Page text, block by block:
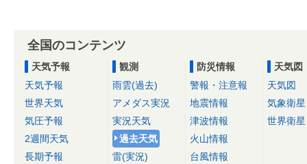
全国のコンテンツ
天気予報
天気予報
世界天気
気圧予報
2週間天気
長期予報
観測
雨雲(過去)
アメダス実況
実況天気
過去天気
雷(実況)
防災情報
警報・注意報
地震情報
津波情報
火山情報
台風情報
天気図
天気図
気象衛星
世界衛星